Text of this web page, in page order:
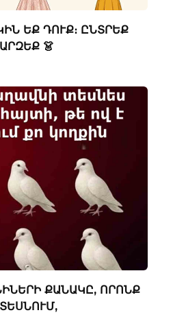
ԵՔ ԴՈՒՔ։ ԸՆՏՐԵՔ
👗
ՔԱՆԱԿԸ, ՈՐՈՆՔ